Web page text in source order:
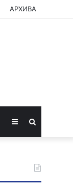
АРХИВА
Sidebar